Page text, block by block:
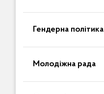
Гендерна політика
Молодіжна рада